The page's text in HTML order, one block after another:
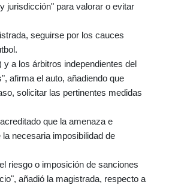
jurisdicción" para valorar o evitar
seguirse por los cauces
a los árbitros independientes del
afirma el auto, añadiendo que
solicitar las pertinentes medidas
que la amenaza e
necesaria imposibilidad de
riesgo o imposición de sanciones
añadió la magistrada, respecto a